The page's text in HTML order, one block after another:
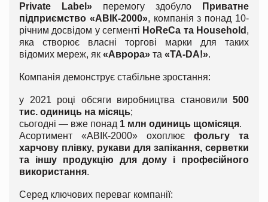
Private Label» перемогу здобуло
Приватне
підприємство «АВІК-2000», компанія з понад 10-
річним досвідом у сегменті HoReCa та Household ,
яка створює власні торгові марки для таких
відомих мереж, як «Аврора» та «ТА-DА!».
Компанія демонструє стабільне зростання:
у 2021 році обсяги виробництва становили 500
тис. одиниць на місяць;
сьогодні — вже понад 1 млн одиниць щомісяця.
Асортимент «АВІК-2000» охоплює фольгу та
харчову плівку, рукави для запікання, серветки
та іншу продукцію для дому і професійного
використання.
Серед ключових переваг компанії: